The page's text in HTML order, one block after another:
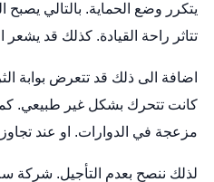
يتكرر وضع الحماية. بالتالي
تتاثر راحة القيادة. كذلك قد يشعر
اضافة الى ذلك قد تتعرض بوابة
كانت تتحرك بشكل غير طبيعي. كما
مزعجة في الدوارات. او عند
لذلك ننصح بعدم التأجيل. شركة